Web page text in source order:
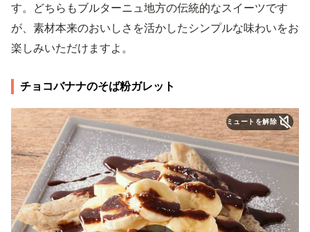
す。どちらもブルターニュ地方の伝統的なスイーツです
が、素材本来のおいしさを活かしたシンプルな味わいをお
楽しみいただけますよ。
チョコバナナのそば粉ガレット
ミュートを解除